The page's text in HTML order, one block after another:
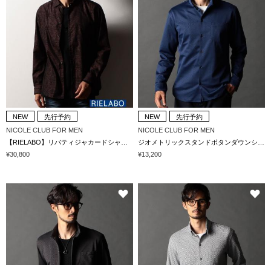
NEW
先行予約
NICOLE CLUB FOR MEN
¥30,800
NEW
先行予約
NICOLE CLUB FOR MEN
¥13,200